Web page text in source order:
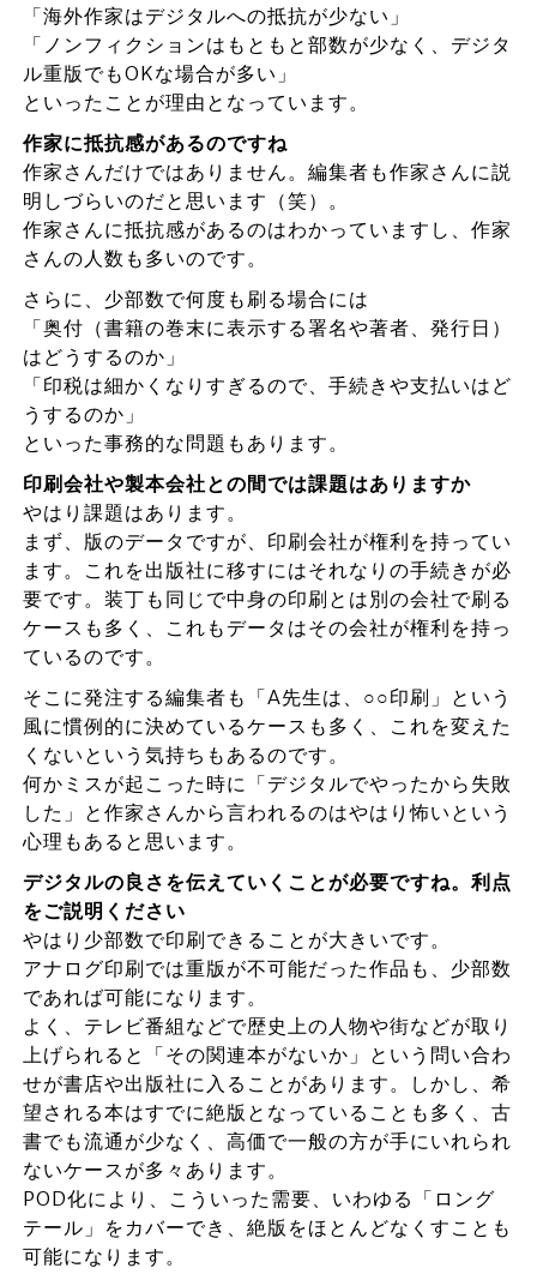
「海外作家はデジタルへの抵抗が少ない」
「ノンフィクションはもともと部数が少なく、デジタ
ル重版でもOKな場合が多い」
といったことが理由となっています。
作家に抵抗感があるのですね
作家さんだけではありません。編集者も作家さんに説
明しづらいのだと思います（笑）。
作家さんに抵抗感があるのはわかっていますし、作家
さんの人数も多いのです。
さらに、少部数で何度も刷る場合には
「奥付（書籍の巻末に表示する署名や著者、発行日）
はどうするのか」
「印税は細かくなりすぎるので、手続きや支払いはど
うするのか」
といった事務的な問題もあります。
印刷会社や製本会社との間では課題はありますか
やはり課題はあります。
まず、版のデータですが、印刷会社が権利を持ってい
ます。これを出版社に移すにはそれなりの手続きが必
要です。装丁も同じで中身の印刷とは別の会社で刷る
ケースも多く、これもデータはその会社が権利を持っ
ているのです。
そこに発注する編集者も「A先生は、○○印刷」という
風に慣例的に決めているケースも多く、これを変えた
くないという気持ちもあるのです。
何かミスが起こった時に「デジタルでやったから失敗
した」と作家さんから言われるのはやはり怖いという
心理もあると思います。
デジタルの良さを伝えていくことが必要ですね。利点
をご説明ください
やはり少部数で印刷できることが大きいです。
アナログ印刷では重版が不可能だった作品も、少部数
であれば可能になります。
よく、テレビ番組などで歴史上の人物や街などが取り
上げられると「その関連本がないか」という問い合わ
せが書店や出版社に入ることがあります。しかし、希
望される本はすでに絶版となっていることも多く、古
書でも流通が少なく、高価で一般の方が手にいれられ
ないケースが多々あります。
POD化により、こういった需要、いわゆる「ロング
テール」をカバーでき、絶版をほとんどなくすことも
可能になります。